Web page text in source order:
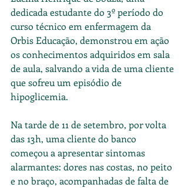
dedicada estudante do 3º período do
curso técnico em enfermagem da
Orbis Educação, demonstrou em ação
os conhecimentos adquiridos em sala
de aula, salvando a vida de uma cliente
que sofreu um episódio de
hipoglicemia.
Na tarde de 11 de setembro, por volta
das 13h, uma cliente do banco
começou a apresentar sintomas
alarmantes: dores nas costas, no peito
e no braço, acompanhadas de falta de